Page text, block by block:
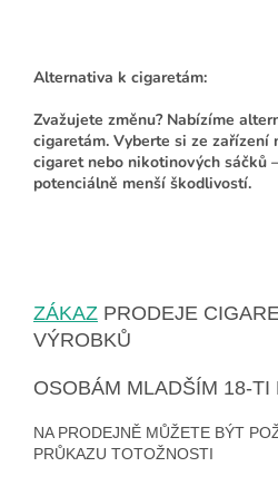
Alternativa k cigaretám:
Zvažujete změnu?Nabízíme
cigaretám. Vyberte si ze zařízení
cigaret nebo nikotinových sáčků
potenciálně menší škodlivostí.
ZÁKAZ PRODEJE
VÝROBKŮ
OSOBÁM MLADŠÍM 18-TI
NA PRODEJNĚ MŮŽETE BÝT
PRŮKAZU TOTOŽNOSTI